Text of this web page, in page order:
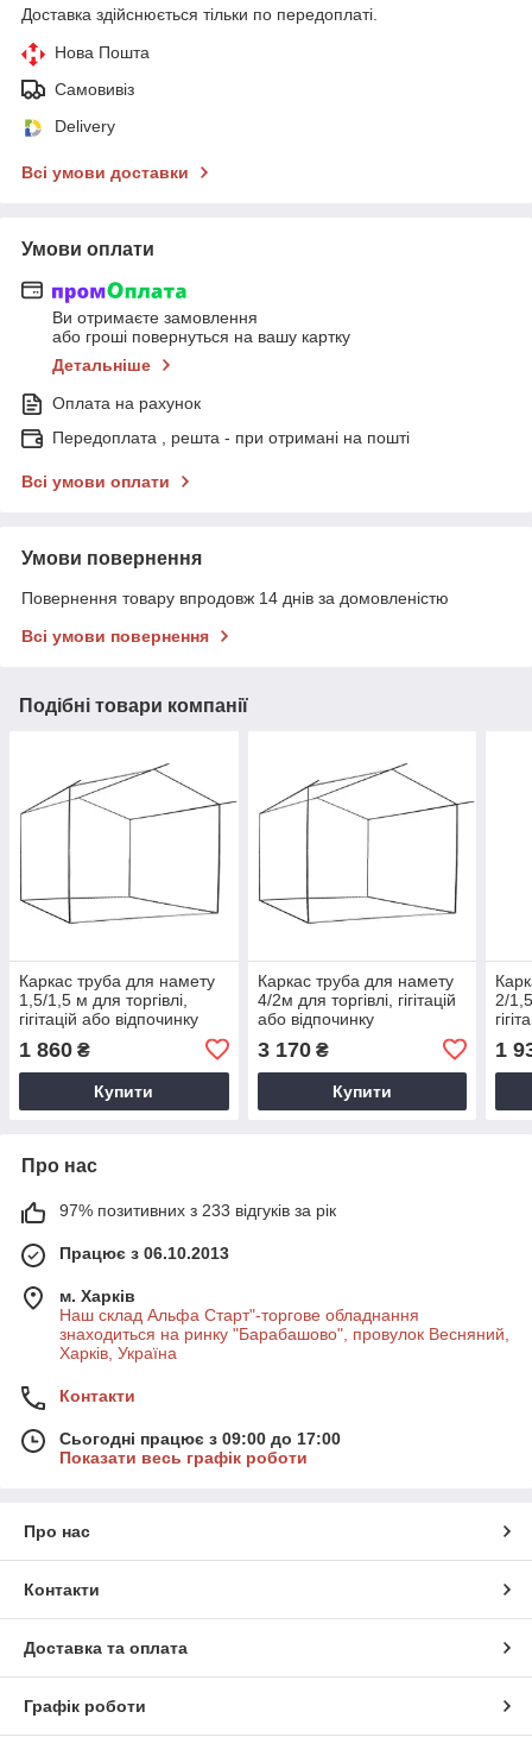
Доставка здійснюється тільки по передоплаті.
Нова Пошта
Самовивіз
Delivery
Всі умови доставки
Умови оплати
Ви отримаєте замовлення
або гроші повернуться на вашу картку
Детальніше
Оплата на рахунок
Передоплата , решта - при отримані на пошті
Всі умови оплати
Умови повернення
Повернення товару впродовж 14 днів за домовленістю
Всі умови повернення
Подібні товари компанії
Каркас труба для намету
1,5/1,5 м для торгівлі,
гігітацій або відпочинку
1 860 ₴
Купити
Каркас труба для намету
4/2м для торгівлі, гігітацій
або відпочинку
3 170₴
Купити
2/
1
Про нас
97% позитивних з 233 відгуків за рік
Працює з 06.10.2013
м. Харків
Наш склад Альфа Старт"-торгове обладнання
знаходиться на ринку "Барабашово", провулок Весняний,
Харків, Україна
Контакти
Сьогодні працює з 09:00 до 17:00
Показати весь графік роботи
Про нас
Контакти
Доставка та оплата
Графік роботи